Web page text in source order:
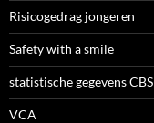
Risicogedrag jongeren
Safety with a smile
statistische gegevens CBS
VCA